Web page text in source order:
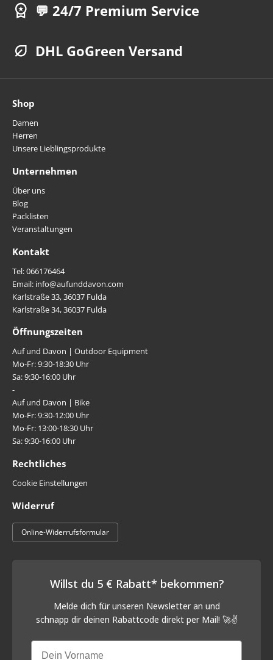
💬 24/7 Premium Service
DHL GoGreen Versand
Shop
Damen
Herren
Unsere Lieblingsprodukte
Unternehmen
Über uns
Blog
Packlisten
Veranstaltungen
Kontakt
Tel: 066176464
Email: info@aufunddavon.com
Karlstraße 33, 36037 Fulda
Karlstraße 34, 36037 Fulda
Öffnungszeiten
Auf und Davon | Outdoor Equipment
Mo-Fr: 9:30-18:30 Uhr
Sa: 9:30-16:00 Uhr
-
Auf und Davon | Bike
Mo-Fr: 9:30-12:00 Uhr
Mo-Fr: 13:00-18:30 Uhr
Sa: 9:30-16:00 Uhr
Rechtliches
Cookie Einstellungen
Widerruf
Online-Widerrufsformular
Willst du 5 € Rabatt* bekommen?
Melde dich für unseren Newsletter an und
schnapp dir deinen Rabattcode direkt per Mail! 🚀✌️
Vorname